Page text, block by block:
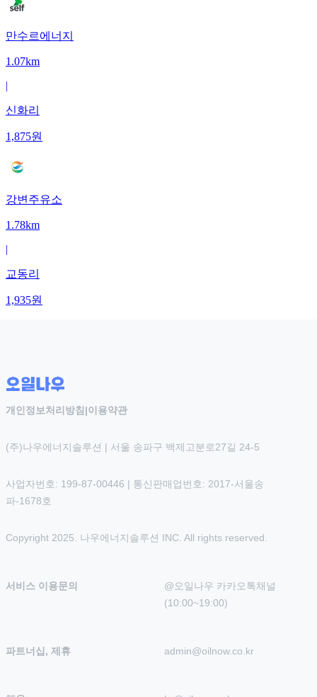
만수르에너지
1.07km
|
신화리
1,875원
강변주유소
1.78km
|
교동리
1,935원
개인정보처리방침 |이용약관
(주)나우에너지솔루션 | 서울 송파구 백제고분로27길 24-5
사업자번호: 199-87-00446 | 통신판매업번호: 2017-서울송
파-1678호
Copyright 2025. 나우에너지솔루션 INC. All rights reserved.
서비스 이용문의
@오일나우 카카오톡채널
(10:00~19:00)
파트너십, 제휴 admin@oilnow.co.kr